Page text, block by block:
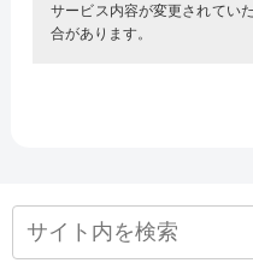
サービス内容が変更されてい
合があります。